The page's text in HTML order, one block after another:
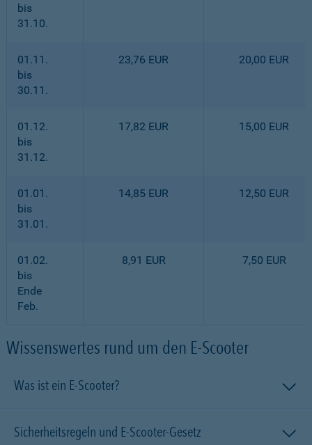
bis
31.10.
01.11.
bis
30.11.
23,76 EUR 20,00 EUR
01.12.
bis
31.12.
17,82 EUR 15,00 EUR
01.01.
bis
31.01.
14,85 EUR 12,50 EUR
01.02.
bis
Ende
Feb.
8,91 EUR 7,50 EUR
Wissenswertes rund um den E-Scooter
Was ist ein E-Scooter?
Sicherheitsregeln und E-Scooter-Gesetz